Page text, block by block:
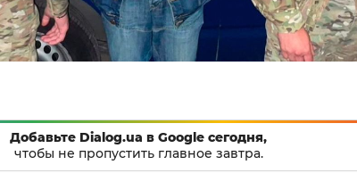
Добавьте Dialog.ua в Google сегодня,
чтобы не пропустить главное завтра.